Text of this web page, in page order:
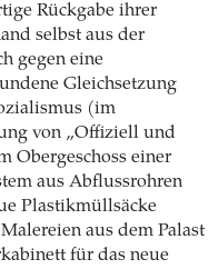
Rückgabe ihrer
selbst aus der
gegen eine
Gleichsetzung
(im
von „Offiziell und
Obergeschoss einer
aus Abflussrohren
Plastikmüllsäcke
aus dem Palast
für das neue